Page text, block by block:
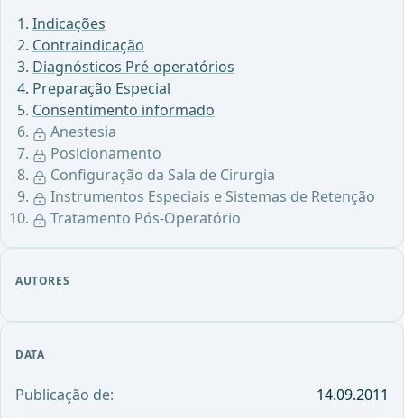
Indicações
Contraindicação
Diagnósticos Pré-operatórios
Preparação Especial
Consentimento informado
Anestesia
Posicionamento
Configuração da Sala de Cirurgia
Instrumentos Especiais e Sistemas de Retenção
Tratamento Pós-Operatório
AUTORES
DATA
Publicação de:
14.09.2011